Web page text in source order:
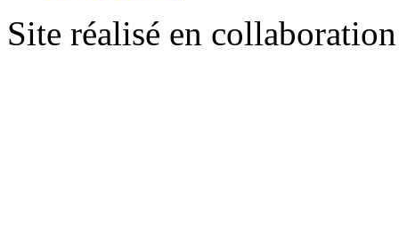
Site réalisé en